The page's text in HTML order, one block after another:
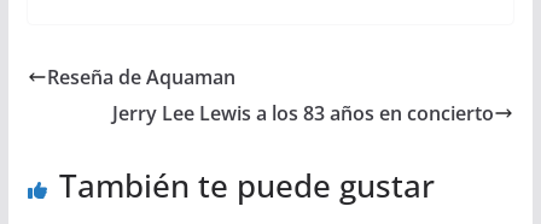
Reseña de Aquaman
Jerry Lee Lewis a los 83 años en concierto
También te puede gustar